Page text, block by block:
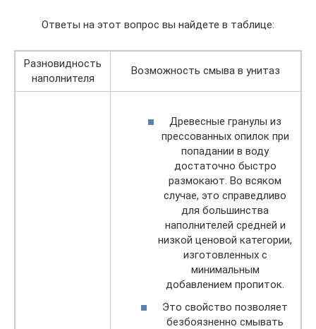
Ответы на этот вопрос вы найдете в таблице:
Разновидность
наполнителя
Возможность смыва в унитаз
Древесные гранулы из
прессованных опилок при
попадании в воду
достаточно быстро
размокают. Во всяком
случае, это справедливо
для большинства
наполнителей средней и
низкой ценовой категории,
изготовленных с
минимальным
добавлением пропиток.
Это свойство позволяет
безбоязненно смывать